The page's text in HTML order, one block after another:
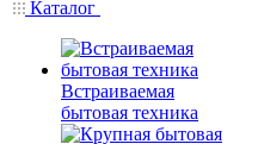
Каталог
Встраиваемая
бытовая техника